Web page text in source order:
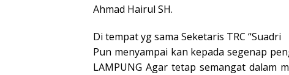
Ahmad Hairul SH.
Di tempat yg sama Seketaris TRC “Suadri
Pun menyampai kan kepada segenap
LAMPUNG Agar tetap semangat dalam